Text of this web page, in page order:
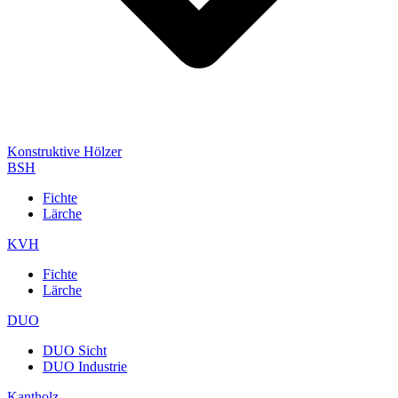
Konstruktive Hölzer
BSH
Fichte
Lärche
KVH
Fichte
Lärche
DUO
DUO Sicht
DUO Industrie